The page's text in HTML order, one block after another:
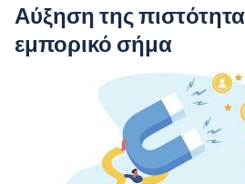
Αύξηση της
εμπορικό σήμα